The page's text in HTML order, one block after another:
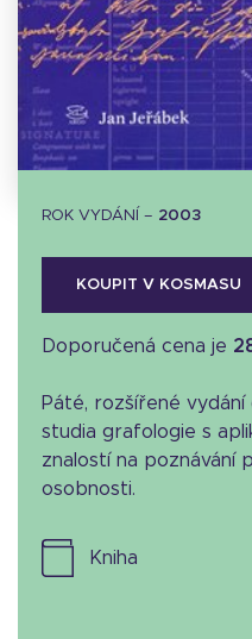
ROK VYDÁNÍ – 2003
KOUPIT V KOSMASU
Doporučená cena je
Páté, rozšířené
studia grafologie s
znalostí na poznávání
osobnosti.
kniha